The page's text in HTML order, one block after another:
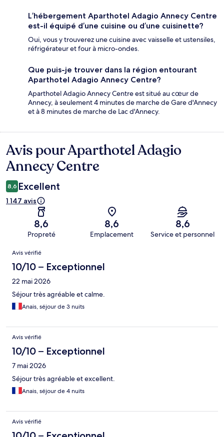
L’hébergement Aparthotel Adagio Annecy Centre
est-il équipé d’une cuisine ou d’une cuisinette?
Oui, vous y trouverez une cuisine avec vaisselle et ustensiles,
réfrigérateur et four à micro-ondes.
Que puis-je trouver dans la région entourant
Aparthotel Adagio Annecy Centre?
Aparthotel Adagio Annecy Centre est situé au cœur de
Annecy, à seulement 4 minutes de marche de Gare d'Annecy
et à 8 minutes de marche de Lac d'Annecy.
Avis
Avis pour Aparthotel Adagio
Annecy Centre
8,6 Excellent
1 147 avis
8,6
Propreté
8,6
Emplacement
8,6
Service et personnel
Avis
Avis vérifié
10/10 – Exceptionnel
22 mai 2026
Séjour très agréable et calme.
Anais, séjour de 3 nuits
Avis vérifié
10/10 – Exceptionnel
7 mai 2026
Séjour très agréable et excellent.
Anais, séjour de 4 nuits
Avis vérifié